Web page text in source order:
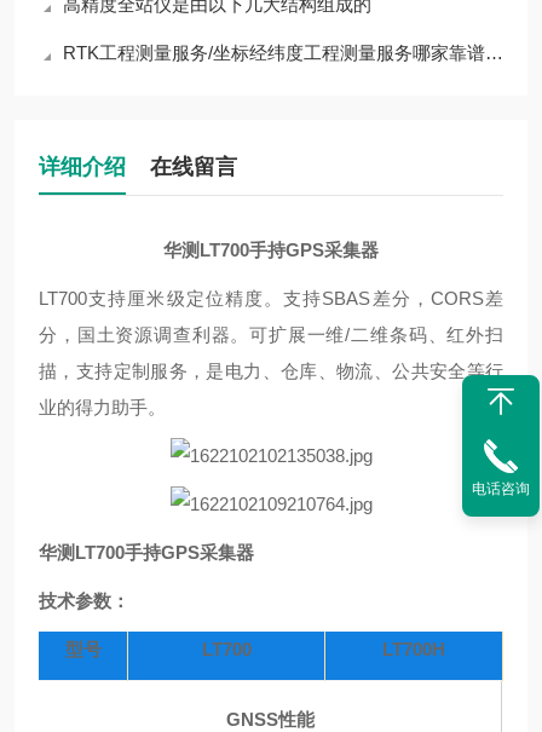
高精度全站仪是由以下几大结构组成的
RTK工程测量服务/坐标经纬度工程测量服务哪家靠谱？行业实测优质企业全解析
详细介绍 在线留言
华测LT700手持GPS采集器
LT700支持厘米级定位精度。支持SBAS差分，CORS差
分，国土资源调查利器。可扩展一维/二维条码、红外扫
描，支持定制服务，是电力、仓库、物流、公共安全等行
业的得力助手。
华测LT700手持GPS采集器
技术参数：
型号 LT700 LT700H
GNSS性能
电话咨询